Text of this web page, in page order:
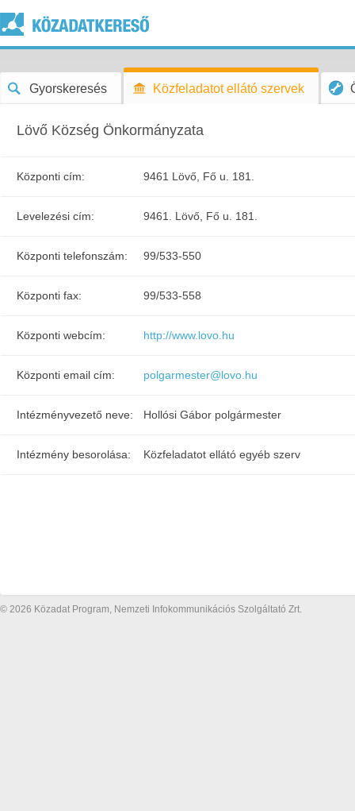
Gyorskeresés Közfeladatot ellátó szervek
Lövő Község Önkormányzata
Központi cím: 9461 Lövő, Fő u. 181.
Levelezési cím: 9461. Lövő, Fő u. 181.
Központi telefonszám: 99/533-550
Központi fax: 99/533-558
Központi webcím: http://www.lovo.hu
Központi email cím: polgarmester@lovo.hu
Intézményvezető neve: Hollósi Gábor polgármester
Intézmény besorolása: Közfeladatot ellátó egyéb szerv
© 2026 Közadat Program, Nemzeti Infokommunikációs Szolgáltató Zrt.